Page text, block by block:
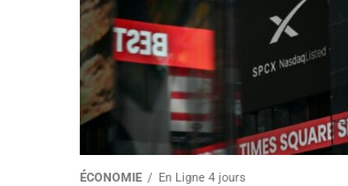
ÉCONOMIE En Ligne 4 jours